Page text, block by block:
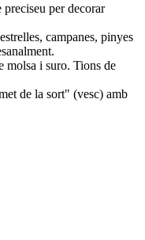
preciseu per decorar
campanes, pinyes
molsa i suro. Tions de
de la sort" (vesc) amb